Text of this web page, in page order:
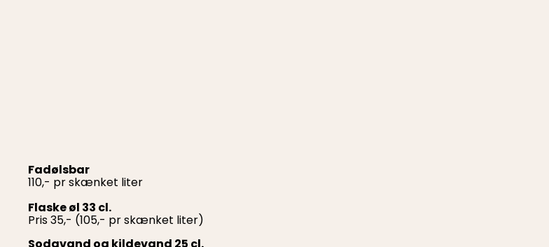
Fadølsbar
110,- pr skænket liter
Flaske øl 33 cl.
Pris 35,- (105,- pr skænket liter)
Sodavand og kildevand 25 cl.